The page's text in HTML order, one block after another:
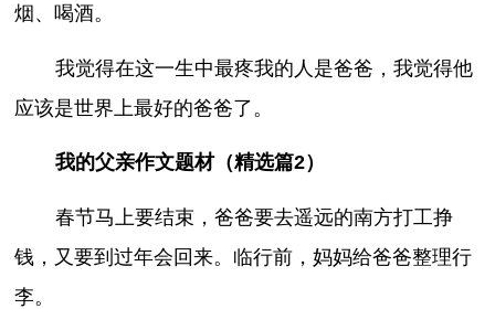
烟、喝酒。
我觉得在这一生中最疼我的人是爸爸，我觉得他
应该是世界上最好的爸爸了。
我的父亲作文题材（精选篇2）
春节马上要结束，爸爸要去遥远的南方打工挣
钱，又要到过年会回来。临行前，妈妈给爸爸整理行
李。